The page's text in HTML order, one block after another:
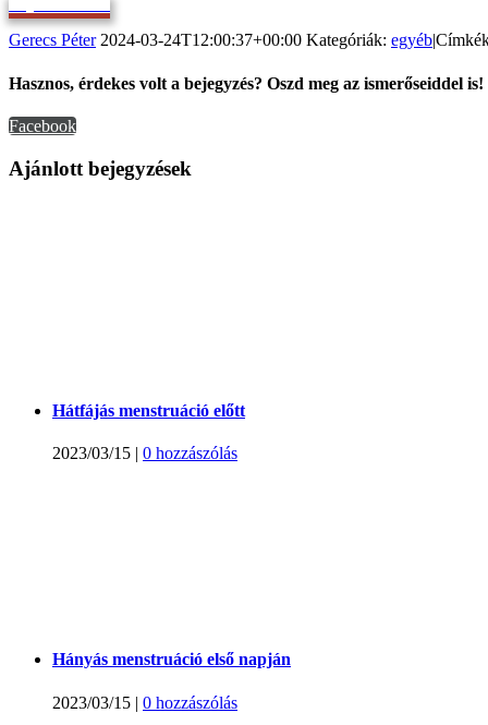
Gerecs Péter 2024-03-24T12:00:37+00:00 Kategóriák: egyéb|
Hasznos, érdekes volt a bejegyzés? Oszd meg az ismerőseiddel is!
Facebook
Ajánlott bejegyzések
Hátfájás menstruáció előtt
2023/03/15 | 0 hozzászólás
Hányás menstruáció első napján
2023/03/15 | 0 hozzászólás